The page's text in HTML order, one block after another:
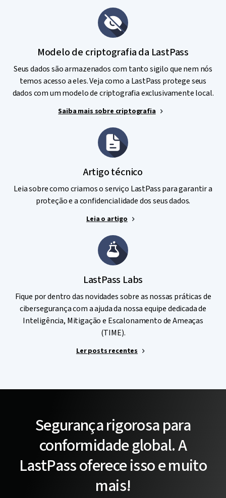
Auditorias e testes de invasão
empresas independentes de segurança reconhecidas
de rotina nos serviços e na infraestrutura do LastPass.
Programa de relato de bugs: o LastPass incentiva e
firma parcerias com pesquisadores da área de segurança
para garantir melhoria contínua.
Modelo de criptografia da LastPass
Seus dados são armazenados com tanto sigilo que nem nós
temos acesso a eles. Veja como a LastPass protege seus
dados com um modelo de criptografia exclusivamente local.
Saiba mais sobre criptografia
Artigo técnico
Leia sobre como criamos o serviço LastPass para garantir a
proteção e a confidencialidade dos seus dados.
Leia o artigo
LastPass Labs
Fique por dentro das novidades sobre as nossas práticas de
cibersegurança com a ajuda da nossa equipe dedicada de
Inteligência, Mitigação e Escalonamento de Ameaças
(TIME).
Ler posts recentes
Segurança rigorosa para
conformidade global. A
LastPass oferece isso e muito
mais!